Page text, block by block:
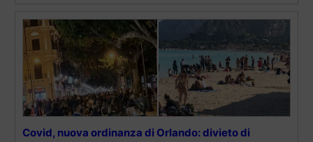
Covid, nuova ordinanza di Orlando: divieto di